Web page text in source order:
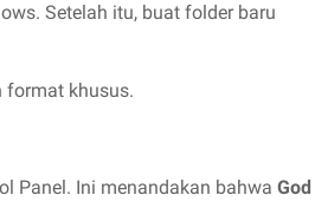
Setelah itu, buat folder baru
format khusus.
Panel. Ini menandakan bahwa God